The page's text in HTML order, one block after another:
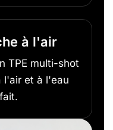
à l'air
TPE multi-shot
l'air et à l'eau